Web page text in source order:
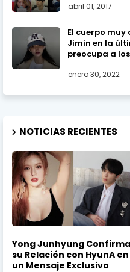
abril 01, 2017
El cuerpo muy
Jimin en la
preocupa a
enero 30, 2022
NOTICIAS RECIENTES
Yong Junhyung Confirma
su Relación con HyunA en
un Mensaje Exclusivo